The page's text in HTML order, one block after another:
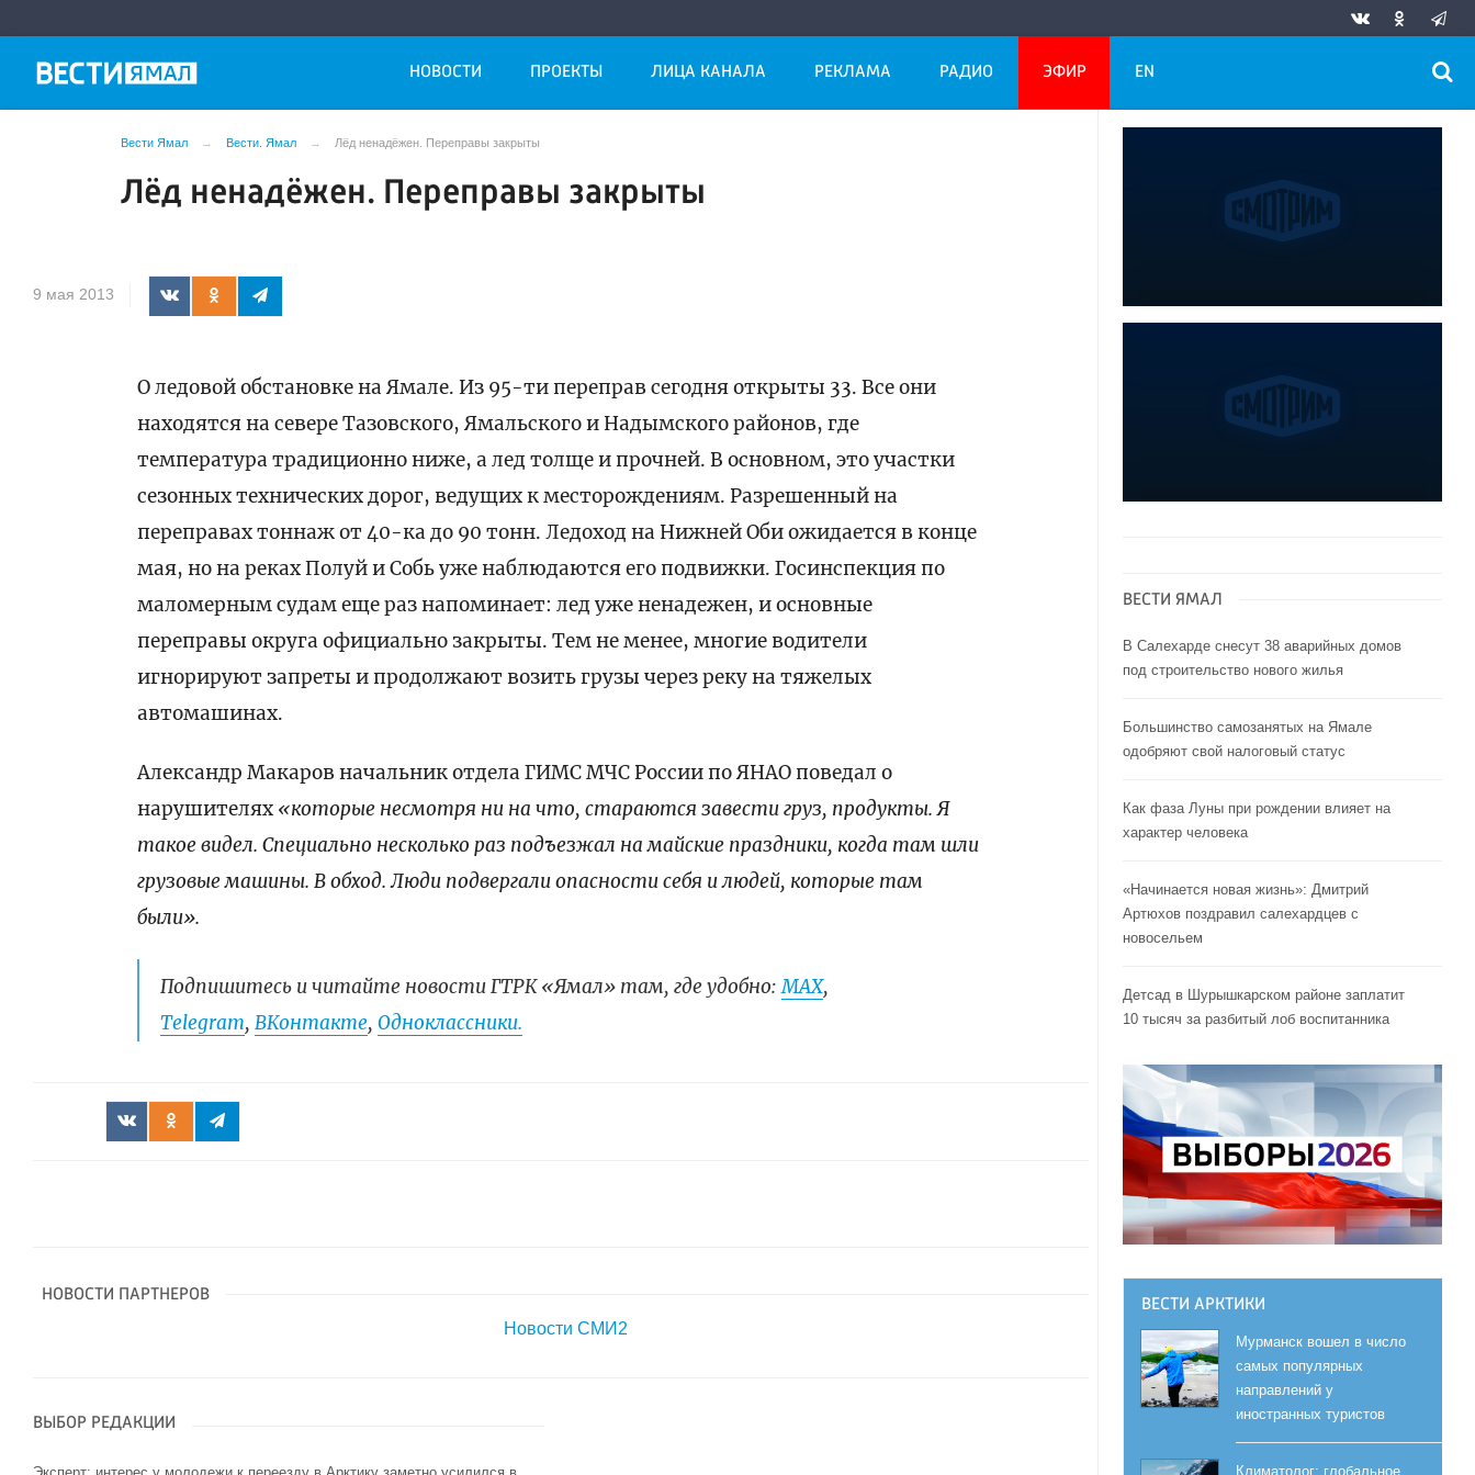
НОВОСТИ ПРОЕКТЫ ЛИЦА КАНАЛА РЕКЛАМА РАДИО ЭФИР EN
Вести Ямал Вести. Ямал Лёд ненадёжен. Переправы закрыты
Лёд ненадёжен. Переправы закрыты
9 мая 2013
О ледовой обстановке на Ямале. Из 95-ти переправ сегодня открыты 33. Все они
находятся на севере Тазовского, Ямальского и Надымского районов, где
температура традиционно ниже, а лед толще и прочней. В основном, это участки
сезонных технических дорог, ведущих к месторождениям. Разрешенный на
переправах тоннаж от 40-ка до 90 тонн. Ледоход на Нижней Оби ожидается в конце
мая, но на реках Полуй и Собь уже наблюдаются его подвижки. Госинспекция по
маломерным судам еще раз напоминает: лед уже ненадежен, и основные
переправы округа официально закрыты. Тем не менее, многие водители
игнорируют запреты и продолжают возить грузы через реку на тяжелых
автомашинах.
Александр Макаров начальник отдела ГИМС МЧС России по ЯНАО поведал о
нарушителях «которые несмотря ни на что, стараются завести груз, продукты. Я
такое видел. Специально несколько раз подъезжал на майские праздники, когда там шли
грузовые машины. В обход. Люди подвергали опасности себя и людей, которые там
были».
Подпишитесь и читайте новости ГТРК «Ямал» там, где удобно:МАХ,
Telegram,ВКонтакте,Одноклассники.
НОВОСТИ ПАРТНЕРОВ
Новости СМИ2
ВЫБОР РЕДАКЦИИ
ВЕСТИ ЯМАЛ
В Салехарде снесут 38 аварийных домов
под строительство нового жилья
Большинство самозанятых на Ямале
одобряют свой налоговый статус
Как фаза Луны при рождении влияет на
характер человека
«Начинается новая жизнь»: Дмитрий
Артюхов поздравил салехардцев с
новосельем
Детсад в Шурышкарском районе заплатит
10 тысяч за разбитый лоб воспитанника
ВЕСТИ АРКТИКИ
Мурманск вошел в число
самых популярных
направлений у
иностранных туристов
Климатолог: глобальное